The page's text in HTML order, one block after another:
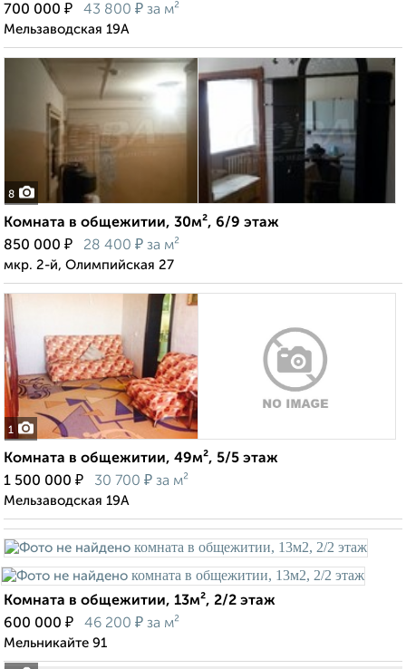
700 000 ₽ 43 800 ₽ за м²
Мельзаводская 19А
8
Комната в общежитии, 30м², 6/9 этаж
850 000 ₽ 28 400 ₽ за м²
мкр. 2-й, Олимпийская 27
1
Комната в общежитии, 49м², 5/5 этаж
1 500 000 ₽ 30 700 ₽ за м²
Мельзаводская 19А
Комната в общежитии, 13м², 2/2 этаж
600 000 ₽ 46 200 ₽ за м²
Мельникайте 91